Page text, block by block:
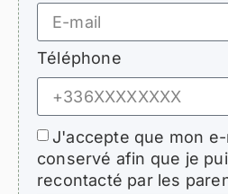
Téléphone
J'accepte que mon
conservé afin que je
recontacté par les